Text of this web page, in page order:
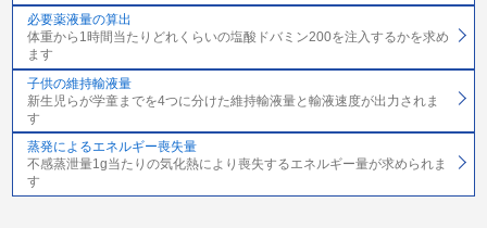
必要薬液量の算出
体重から1時間当たりどれくらいの塩酸ドバミン200を注入するかを求め
ます
子供の維持輸液量
新生児らが学童までを4つに分けた維持輸液量と輸液速度が出力されま
す
蒸発によるエネルギー喪失量
不感蒸泄量1g当たりの気化熱により喪失するエネルギー量が求められま
す